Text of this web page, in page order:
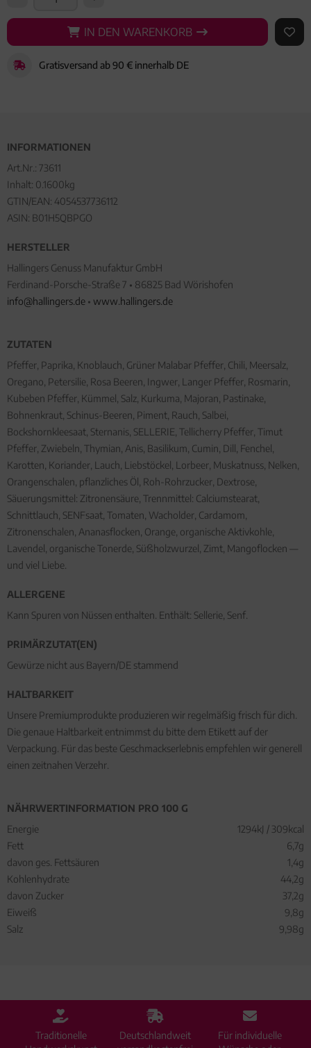
IN DEN WARENKORB
IN DEN WARENKORB AUF
Gratisversand ab 90 € innerhalb DE
INFORMATIONEN
Art.Nr.: 73611
Inhalt: 0.1600kg
GTIN/EAN: 4054537736112
ASIN: B01H5QBPGO
HERSTELLER
Hallingers Genuss Manufaktur GmbH
Ferdinand-Porsche-Straße 7 • 86825 Bad Wörishofen
info@hallingers.de • www.hallingers.de
ZUTATEN
Pfeffer, Paprika, Knoblauch, Grüner Malabar Pfeffer, Chili, Meersalz,
Oregano, Petersilie, Rosa Beeren, Ingwer, Langer Pfeffer, Rosmarin,
Kubeben Pfeffer, Kümmel, Salz, Kurkuma, Majoran, Pastinake,
Bohnenkraut, Schinus-Beeren, Piment, Rauch, Salbei,
Bockshornkleesaat, Sternanis, SELLERIE, Tellicherry Pfeffer, Timut
Pfeffer, Zwiebeln, Thymian, Anis, Basilikum, Cumin, Dill, Fenchel,
Karotten, Koriander, Lauch, Liebstöckel, Lorbeer, Muskatnuss, Nelken,
Orangenschalen, pflanzliches Öl, Roh-Rohrzucker, Dextrose,
Säuerungsmittel: Zitronensäure, Trennmittel: Calciumstearat,
Schnittlauch, SENFsaat, Tomaten, Wacholder, Cardamom,
Zitronenschalen, Ananasflocken, Orange, organische Aktivkohle,
Lavendel, organische Tonerde, Süßholzwurzel, Zimt, Mangoflocken —
und viel Liebe.
ALLERGENE
Kann Spuren von Nüssen enthalten. Enthält: Sellerie, Senf.
PRIMÄRZUTAT(EN)
Gewürze nicht aus Bayern/DE stammend
HALTBARKEIT
Unsere Premiumprodukte produzieren wir regelmäßig frisch für dich.
Die genaue Haltbarkeit entnimmst du bitte dem Etikett auf der
Verpackung. Für das beste Geschmackserlebnis empfehlen wir generell
einen zeitnahen Verzehr.
NÄHRWERTINFORMATION PRO 100 G
Energie
1294kJ / 309kcal
Fett
6,7g
davon ges. Fettsäuren
1,4g
Kohlenhydrate
44,2g
davon Zucker
37,2g
Eiweiß
9,8g
Salz
9,98g
Traditionelle
Deutschlandweit
Für individuelle